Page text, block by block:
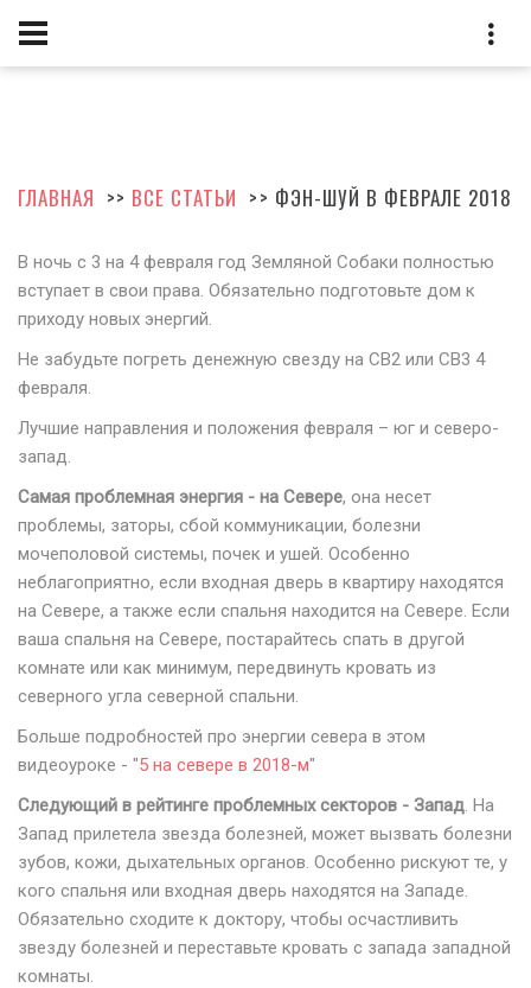
ГЛАВНАЯ >> ВСЕ СТАТЬИ >> ФЭН-ШУЙ В ФЕВРАЛЕ 2018
В ночь с 3 на 4 февраля год Земляной Собаки полностью
вступает в свои права. Обязательно подготовьте дом к
приходу новых энергий.
Не забудьте погреть денежную свезду на СВ2 или СВ3 4
февраля.
Лучшие направления и положения февраля – юг и северо-
запад.
Самая проблемная энергия - на Севере, она несет
проблемы, заторы, сбой коммуникации, болезни
мочеполовой системы, почек и ушей. Особенно
неблагоприятно, если входная дверь в квартиру находятся
на Севере, а также если спальня находится на Севере. Если
ваша спальня на Севере, постарайтесь спать в другой
комнате или как минимум, передвинуть кровать из
северного угла северной спальни.
Больше подробностей про энергии севера в этом
видеоуроке - "5 на севере в 2018-м"
Следующий в рейтинге проблемных секторов - Запад. На
Запад прилетела звезда болезней, может вызвать болезни
зубов, кожи, дыхательных органов. Особенно рискуют те, у
кого спальня или входная дверь находятся на Западе.
Обязательно сходите к доктору, чтобы осчастливить
звезду болезней и переставьте кровать с запада западной
комнаты.